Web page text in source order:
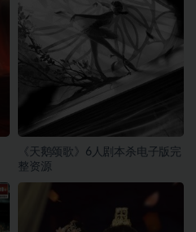
《天鹅颂歌》6人剧本杀电子版完
整资源